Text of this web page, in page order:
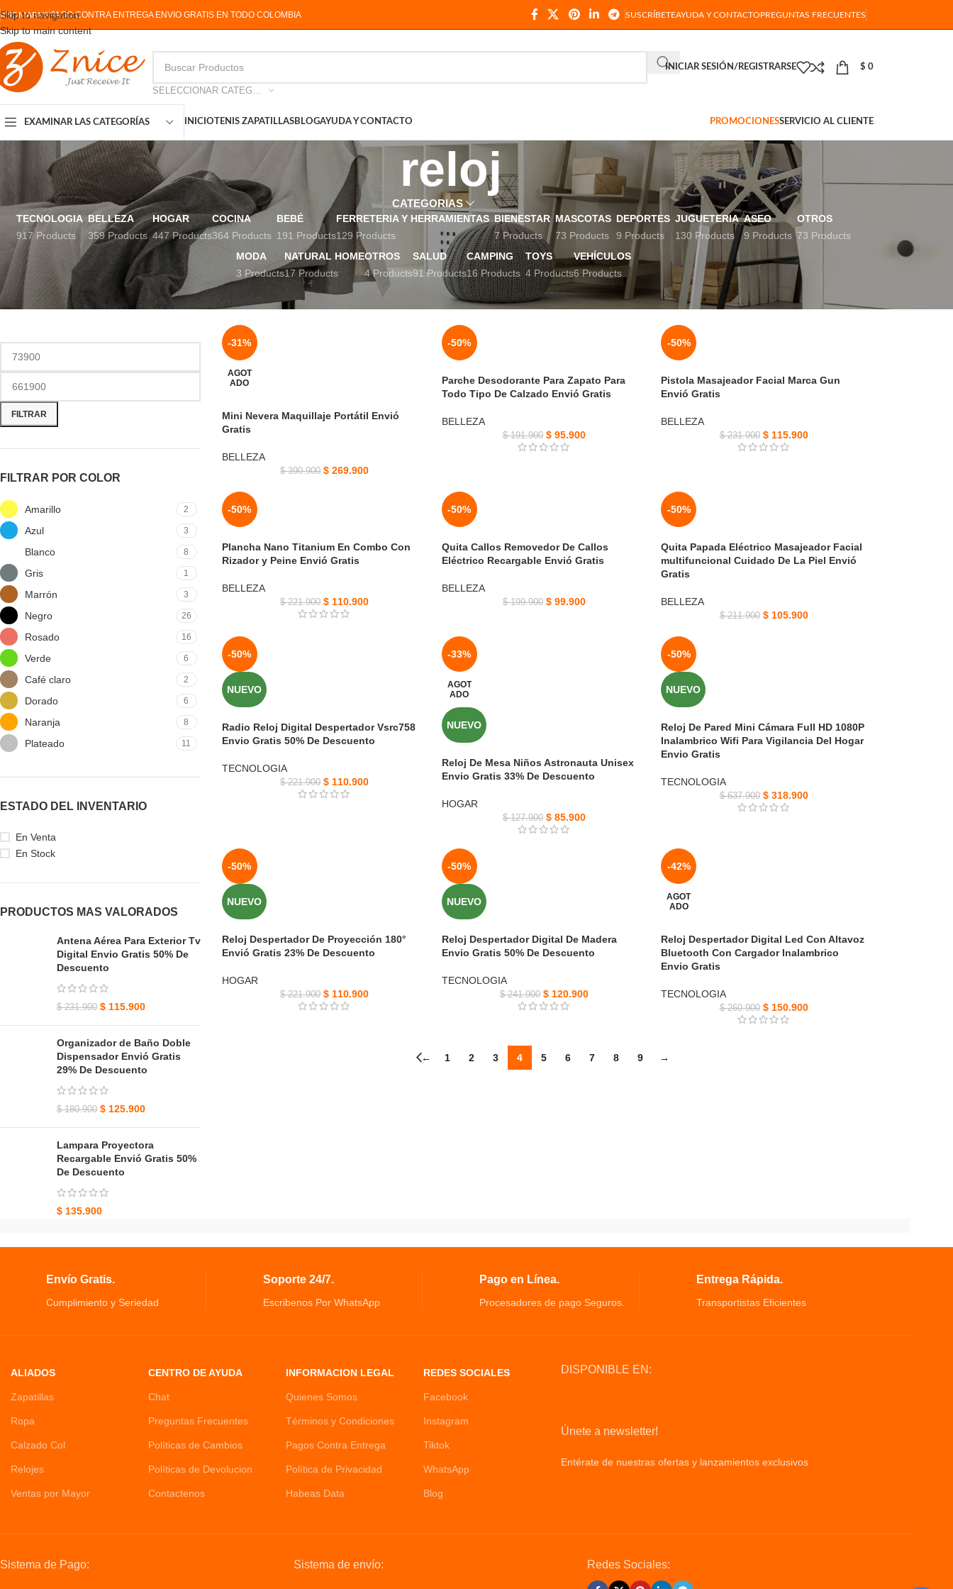
Skip to navigation
Skip to main content
IDIOMAPAISPAGO CONTRA ENTREGA ENVIO GRATIS EN TODO COLOMBIA SUSCRÍBETEAYUDA Y CONTACTOPREGUNTAS FRECUENTES
INICIAR SESIÓN/REGISTRARSE $ 0
EXAMINAR LAS CATEGORÍAS INICIOTENIS ZAPATILLASBLOGAYUDA Y CONTACTO PROMOCIONESSERVICIO AL CLIENTE
reloj
CATEGORIAS
TECNOLOGIA
917 Products
BELLEZA
359 Products
HOGAR
447 Products
COCINA
364 Products
BEBÉ
191 Products
FERRETERIA Y HERRAMIENTAS
129 Products
BIENESTAR
7 Products
MASCOTAS
73 Products
DEPORTES
9 Products
JUGUETERIA
130 Products
ASEO
9 Products
OTROS
73 Products
MODA
3 Products
NATURAL HOME
17 Products
OTROS
4 Products
SALUD
91 Products
CAMPING
16 Products
TOYS
4 Products
VEHÍCULOS
6 Products
FILTRAR POR PRECIO
FILTRAR
FILTRAR POR COLOR
Amarillo 2
Azul 3
Blanco 8
Gris 1
Marrón 3
Negro 26
Rosado 16
Verde 6
Café claro 2
Dorado 6
Naranja 8
Plateado 11
ESTADO DEL INVENTARIO
En Venta
En Stock
PRODUCTOS MAS VALORADOS
Antena Aérea Para Exterior Tv
Digital Envio Gratis 50% De
Descuento
$231.900 $ 115.900
Organizador de Baño Doble
Dispensador Envió Gratis
29% De Descuento
$180.900 $ 125.900
Lampara Proyectora
Recargable Envió Gratis 50%
De Descuento
$ 135.900
Productos etiquetados “reloj” Página 4 Show sidebarShow 12 18 24
-31%
AGOT
ADO
Mini Nevera Maquillaje Portátil Envió
Gratis
BELLEZA
$390.900 $ 269.900
-50%
Parche Desodorante Para Zapato Para
Todo Tipo De Calzado Envió Gratis
BELLEZA
$191.900 $95.900
-50%
Pistola Masajeador Facial Marca Gun
Envió Gratis
BELLEZA
$231.900 $115.900
-50%
Plancha Nano Titanium En Combo Con
Rizador y Peine Envió Gratis
BELLEZA
$221.900 $ 110.900
-50%
Quita Callos Removedor De Callos
Eléctrico Recargable Envió Gratis
BELLEZA
$199.900 $99.900
-50%
Quita Papada Eléctrico Masajeador Facial
multifuncional Cuidado De La Piel Envió
Gratis
BELLEZA
$211.900 $105.900
-50%
NUEVO
Radio Reloj Digital Despertador Vsrc758
Envio Gratis 50% De Descuento
TECNOLOGIA
$221.900 $ 110.900
-33%
AGOT
ADO
NUEVO
Reloj De Mesa Niños Astronauta Unisex
Envio Gratis 33% De Descuento
HOGAR
$127.900 $85.900
-50%
NUEVO
Reloj De Pared Mini Cámara Full HD 1080P
Inalambrico Wifi Para Vigilancia Del Hogar
Envio Gratis
TECNOLOGIA
$637.900 $318.900
-50%
NUEVO
Reloj Despertador De Proyección 180°
Envió Gratis 23% De Descuento
HOGAR
$221.900 $ 110.900
-50%
NUEVO
Reloj Despertador Digital De Madera
Envio Gratis 50% De Descuento
TECNOLOGIA
$241.900 $120.900
-42%
AGOT
ADO
Reloj Despertador Digital Led Con Altavoz
Bluetooth Con Cargador Inalambrico
Envio Gratis
TECNOLOGIA
$260.900 $150.900
← 1 2 3 4 5 6 7 8 9 →
Envío Gratis.
Cumplimiento y Seriedad
Soporte 24/7.
Escribenos Por WhatsApp
Pago en Línea.
Procesadores de pago Seguros.
Entrega Rápida.
Transportistas Eficientes
ALIADOS
Zapatillas
Ropa
Calzado Col
Relojes
Ventas por Mayor
CENTRO DE AYUDA
Chat
Preguntas Frecuentes
Políticas de Cambios
Políticas de Devolucion
Contactenos
INFORMACION LEGAL
Quienes Somos
Términos y Condiciones
Pagos Contra Entrega
Política de Privacidad
Habeas Data
REDES SOCIALES
Facebook
Instagram
Tiktok
WhatsApp
Blog
DISPONIBLE EN:
Únete a newsletter!
Entérate de nuestras ofertas y lanzamientos exclusivos
Sistema de Pago: Sistema de envío: Redes Sociales: